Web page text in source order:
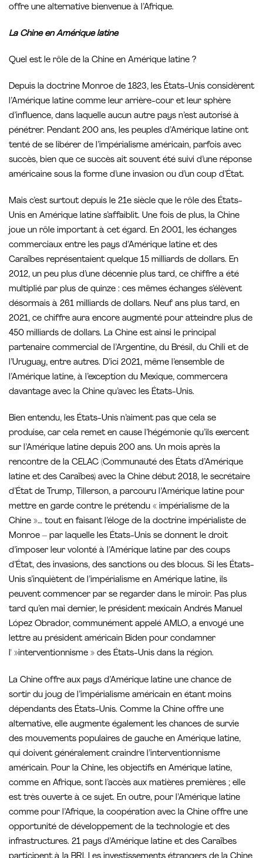
offre une alternative bienvenue à l’Afrique.
La Chine en Amérique latine
Quel est le rôle de la Chine en Amérique latine ?
Depuis la doctrine Monroe de 1823, les États-Unis considèrent
l’Amérique latine comme leur arrière-cour et leur sphère
d’influence, dans laquelle aucun autre pays n’est autorisé à
pénétrer. Pendant 200 ans, les peuples d’Amérique latine ont
tenté de se libérer de l’impérialisme américain, parfois avec
succès, bien que ce succès ait souvent été suivi d’une réponse
américaine sous la forme d’une invasion ou d’un coup d’État.
Mais c’est surtout depuis le 21e siècle que le rôle des États-
Unis en Amérique latine s’affaiblit. Une fois de plus, la Chine
joue un rôle important à cet égard. En 2001, les échanges
commerciaux entre les pays d’Amérique latine et des
Caraïbes représentaient quelque 15 milliards de dollars. En
2012, un peu plus d’une décennie plus tard, ce chiffre a été
multiplié par plus de quinze : ces mêmes échanges s’élèvent
désormais à 261 milliards de dollars. Neuf ans plus tard, en
2021, ce chiffre aura encore augmenté pour atteindre plus de
450 milliards de dollars. La Chine est ainsi le principal
partenaire commercial de l’Argentine, du Brésil, du Chili et de
l’Uruguay, entre autres. D’ici 2021, même l’ensemble de
l’Amérique latine, à l’exception du Mexique, commercera
davantage avec la Chine qu’avec les États-Unis.
Bien entendu, les États-Unis n’aiment pas que cela se
produise, car cela remet en cause l’hégémonie qu’ils exercent
sur l’Amérique latine depuis 200 ans. Un mois après la
rencontre de la CELAC (Communauté des États d’Amérique
latine et des Caraïbes) avec la Chine début 2018, le secrétaire
d’État de Trump, Tillerson, a parcouru l’Amérique latine pour
mettre en garde contre le prétendu « impérialisme de la
Chine »… tout en faisant l’éloge de la doctrine impérialiste de
Monroe – par laquelle les États-Unis se donnent le droit
d’imposer leur volonté à l’Amérique latine par des coups
d’État, des invasions, des sanctions ou des blocus. Si les États-
Unis s’inquiètent de l’impérialisme en Amérique latine, ils
peuvent commencer par se regarder dans le miroir. Pas plus
tard qu’en mai dernier, le président mexicain Andrés Manuel
López Obrador, communément appelé AMLO, a envoyé une
lettre au président américain Biden pour condamner
l' »interventionnisme » des États-Unis dans la région.
La Chine offre aux pays d’Amérique latine une chance de
sortir du joug de l’impérialisme américain en étant moins
dépendants des États-Unis. Comme la Chine offre une
alternative, elle augmente également les chances de survie
des mouvements populaires de gauche en Amérique latine,
qui doivent généralement craindre l’interventionnisme
américain. Pour la Chine, les objectifs en Amérique latine,
comme en Afrique, sont l’accès aux matières premières ; elle
est très ouverte à ce sujet. En outre, pour l’Amérique latine
comme pour l’Afrique, la coopération avec la Chine offre une
opportunité de développement de la technologie et des
infrastructures. 21 pays d’Amérique latine et des Caraïbes